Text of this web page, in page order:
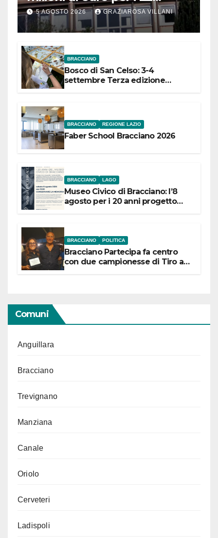
Comuni dell’Etruria
Meridionale
5 AGOSTO 2026 GRAZIAROSA VILLANI
BRACCIANO
Bosco di San Celso: 3-4
settembre Terza edizione
BRACCIANO REGIONE LAZIO
Faber School Bracciano 2026
BRACCIANO LAGO
Museo Civico di Bracciano: l’8
agosto per i 20 anni progetto
BRACCIANO POLITICA
Bracciano Partecipa fa centro
con due campionesse di Tiro a
Comuni
Anguillara
Bracciano
Trevignano
Manziana
Canale
Oriolo
Cerveteri
Ladispoli